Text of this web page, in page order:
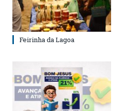
Feirinha da Lagoa